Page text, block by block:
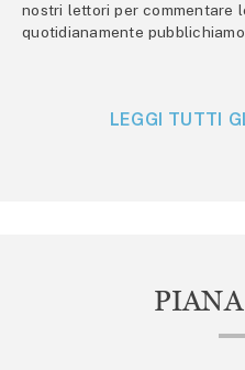
nostri lettori per commentare
quotidianamente
LEGGI TUTTI